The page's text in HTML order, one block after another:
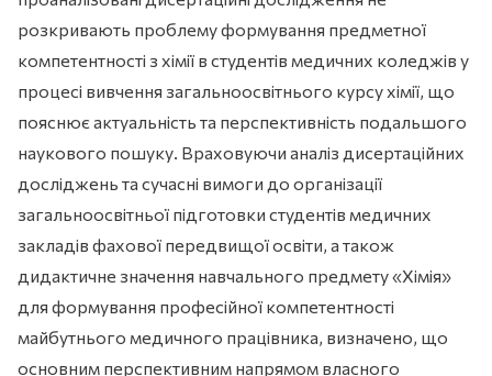
розкривають проблему формування предметної
компетентності з хімії в студентів медичних коледжів у
процесі вивчення загальноосвітнього курсу хімії, що
пояснює актуальність та перспективність подальшого
наукового пошуку. Враховуючи аналіз дисертаційних
досліджень та сучасні вимоги до організації
загальноосвітньої підготовки студентів медичних
закладів фахової передвищої освіти, а також
дидактичне значення навчального предмету «Хімія»
для формування професійної компетентності
майбутнього медичного працівника, визначено, що
основним перспективним напрямом власного